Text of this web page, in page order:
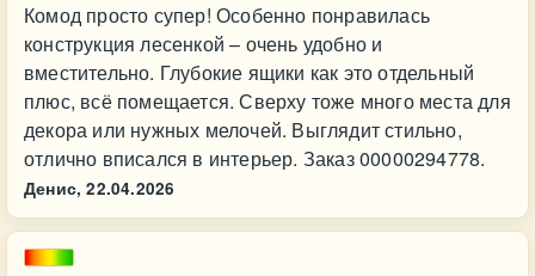
Комод просто супер! Особенно понравилась
конструкция лесенкой – очень удобно и
вместительно. Глубокие ящики как это отдельный
плюс, всё помещается. Сверху тоже много места для
декора или нужных мелочей. Выглядит стильно,
отлично вписался в интерьер. Заказ 00000294778.
Денис, 22.04.2026